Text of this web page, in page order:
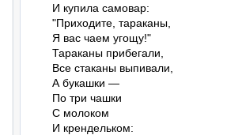
И купила самовар:
"Приходите, тараканы,
Я вас чаем угощу!"
Тараканы прибегали,
Все стаканы выпивали,
А букашки —
По три чашки
С молоком
И крендельком: